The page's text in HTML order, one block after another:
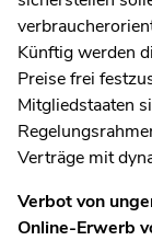
Künftig werden
Preise frei
Mitgliedstaaten
Verträge mit
Verbot von
Online-Erwerb